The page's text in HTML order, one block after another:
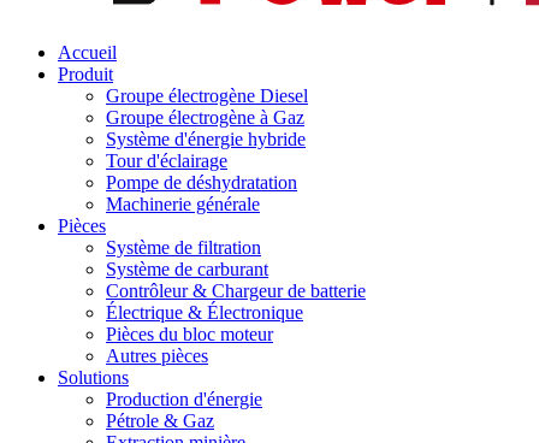
Accueil
Produit
Groupe électrogène Diesel
Groupe électrogène à Gaz
Système d'énergie hybride
Tour d'éclairage
Pompe de déshydratation
Machinerie générale
Pièces
Système de filtration
Système de carburant
Contrôleur & Chargeur de batterie
Électrique & Électronique
Pièces du bloc moteur
Autres pièces
Solutions
Production d'énergie
Pétrole & Gaz